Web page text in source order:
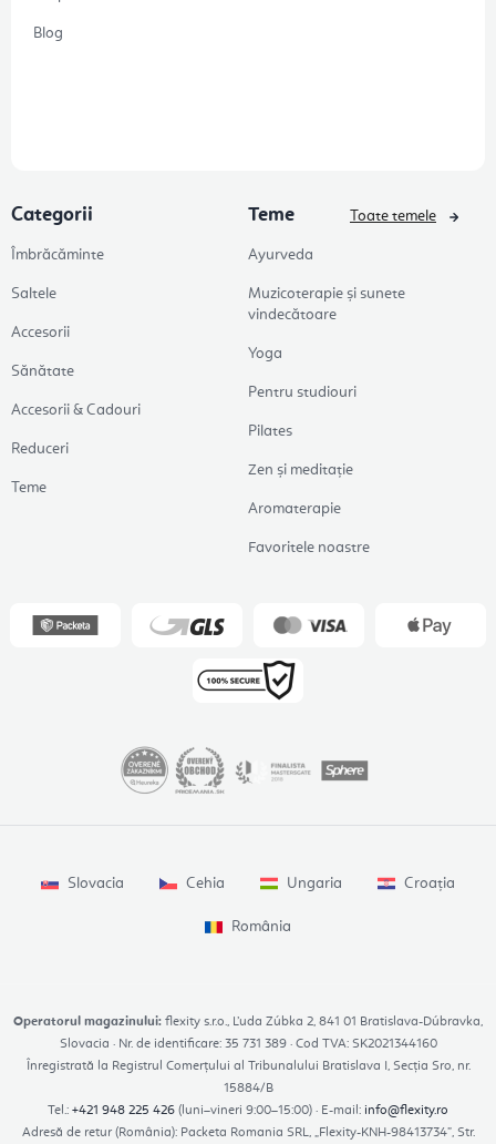
Blog
Categorii
Îmbrăcăminte
Saltele
Accesorii
Sănătate
Accesorii & Cadouri
Reduceri
Teme
Teme
Ayurveda
Muzicoterapie și sunete
vindecătoare
Yoga
Pentru studiouri
Pilates
Zen și meditație
Aromaterapie
Favoritele noastre
Toate temele
Slovacia Cehia Ungaria Croația
România
Operatorul magazinului: flexity s.r.o., Ľuda Zúbka 2, 841 01 Bratislava-Dúbravka,
Slovacia · Nr. de identificare: 35 731 389 · Cod TVA: SK2021344160
Înregistrată la Registrul Comerțului al Tribunalului Bratislava I, Secția Sro, nr.
15884/B
Tel.: +421 948 225 426 (luni–vineri 9:00–15:00) · E-mail: info@flexity.ro
Adresă de retur (România): Packeta Romania SRL, „Flexity-KNH-98413734”, Str.